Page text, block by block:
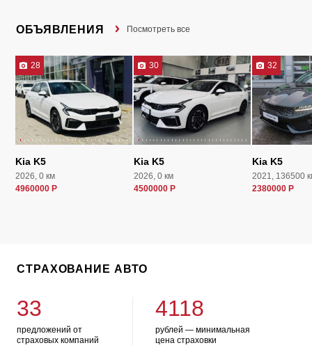
ОБЪЯВЛЕНИЯ Посмотреть все
28
Kia K5
2026, 0 км
4960000 Р
30
Kia K5
2026, 0 км
4500000 Р
32
Kia K5
2021, 136500
2380000 Р
СТРАХОВАНИЕ АВТО
33
предложений от
страховых компаний
4118
рублей — минимальная
цена страховки